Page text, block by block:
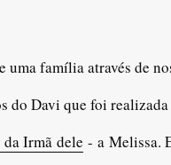
uma família através de
do Davi que foi
Irmã dele - a Melissa.